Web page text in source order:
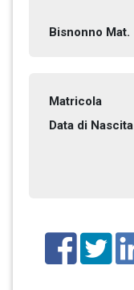
Bisnonno Mat.
Matricola
Data di Nascita